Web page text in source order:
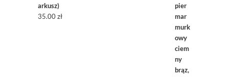
arkusz)
35.00zł